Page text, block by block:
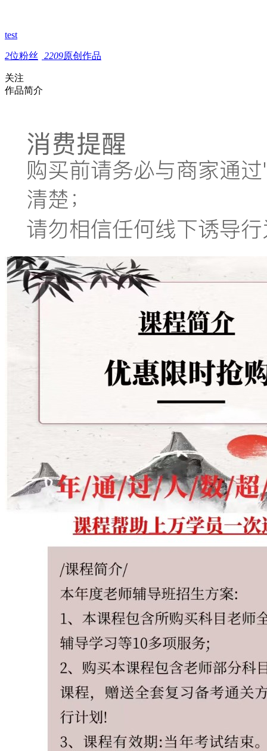
test
2位粉丝 2209原创作品
关注
作品简介